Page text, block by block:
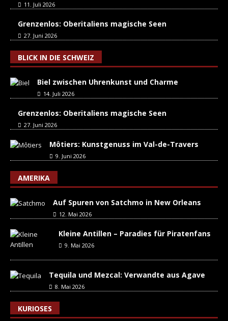
11. Juli 2026
Grenzenlos: Oberitaliens magische Seen
27. Juni 2026
BLICK IN DIE SCHWEIZ
Biel zwischen Uhrenkunst und Charme
14. Juli 2026
Grenzenlos: Oberitaliens magische Seen
27. Juni 2026
Môtiers: Kunstgenuss im Val-de-Travers
9. Juni 2026
AMERIKA
Auf Spuren von Satchmo in New Orleans
12. Mai 2026
Kleine Antillen – Paradies für Piratenfans
9. Mai 2026
Tequila und Mezcal: Verwandte aus Agave
8. Mai 2026
KURIOSES